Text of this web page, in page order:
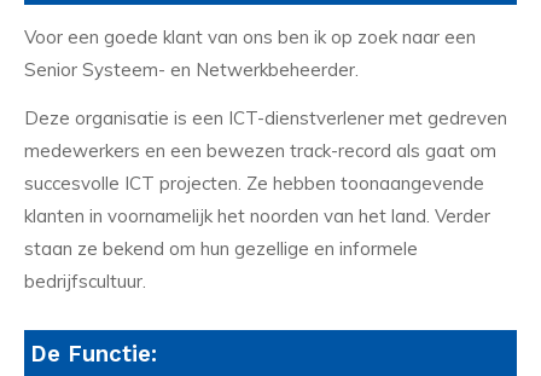
Voor een goede klant van ons ben ik op zoek naar een
Senior Systeem- en Netwerkbeheerder.
Deze organisatie is een ICT-dienstverlener met gedreven
medewerkers en een bewezen track-record als gaat om
succesvolle ICT projecten. Ze hebben toonaangevende
klanten in voornamelijk het noorden van het land. Verder
staan ze bekend om hun gezellige en informele
bedrijfscultuur.
De Functie: